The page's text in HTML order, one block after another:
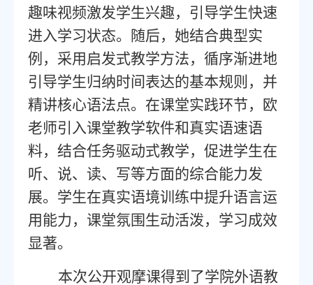
趣味视频激发学生兴趣，引导学生快速
进入学习状态。随后，她结合典型实
例，采用启发式教学方法，循序渐进地
引导学生归纳时间表达的基本规则，并
精讲核心语法点。在课堂实践环节，欧
老师引入课堂教学软件和真实语速语
料，结合任务驱动式教学，促进学生在
听、说、读、写等方面的综合能力发
展。学生在真实语境训练中提升语言运
用能力，课堂氛围生动活泼，学习成效
显著。
本次公开观摩课得到了学院外语教